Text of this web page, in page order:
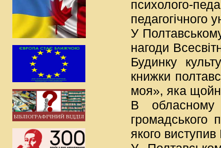
психолого-
педагогічного
У
нагоди
Будинку
книжки
моя», яка
В обласному
громадського
якого